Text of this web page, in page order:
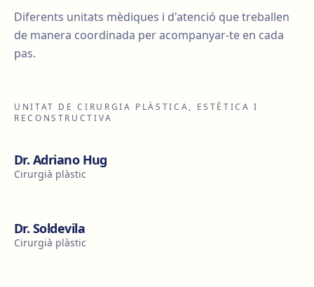
Diferents unitats mèdiques i d'atenció que treballen
de manera coordinada per acompanyar-te en cada
pas.
UNITAT DE CIRURGIA PLÀSTICA, ESTÈTICA I
RECONSTRUCTIVA
Dr. Adriano Hug
Cirurgià plàstic
Dr. Soldevila
Cirurgià plàstic